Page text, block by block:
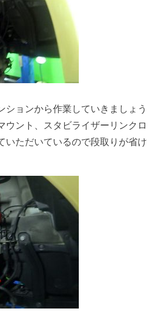
ションから作業していきましょう
ウント、スタビライザーリンクロ
いただいているので段取りが省け